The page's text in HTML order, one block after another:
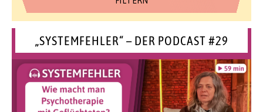
„SYSTEMFEHLER“ – DER PODCAST #29